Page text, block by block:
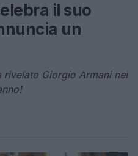
il suo
un
rivelato Giorgio Armani nel